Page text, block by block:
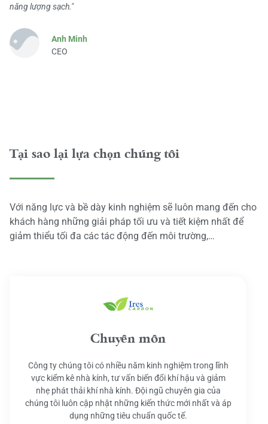
năng lượng sạch."
Anh Minh
CEO
Tại sao lại lựa chọn chúng tôi
Với năng lực và bề dày kinh nghiệm sẽ luôn mang đến cho
khách hàng những giải pháp tối ưu và tiết kiệm nhất để
giảm thiểu tối đa các tác động đến môi trường,…
Chuyên môn
Công ty chúng tôi có nhiều năm kinh nghiệm trong lĩnh
vực kiểm kê nhà kính, tư vấn biến đổi khí hậu và giảm
nhẹ phát thải khí nhà kính. Đội ngũ chuyên gia của
chúng tôi luôn cập nhật những kiến thức mới nhất và áp
dụng những tiêu chuẩn quốc tế.